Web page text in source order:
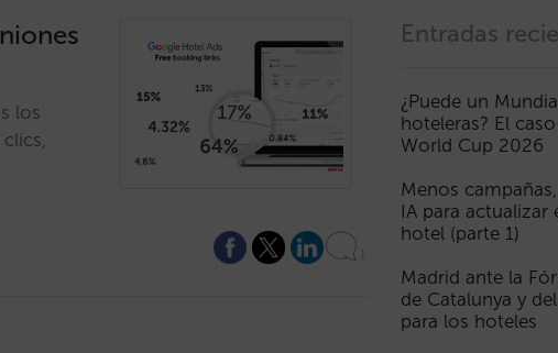
los
Entradas
¿Puede un
hoteleras? El
World Cup 2026
Menos
IA para
hotel (parte 1)
Madrid ante la
de Catalunya y
para los hoteles